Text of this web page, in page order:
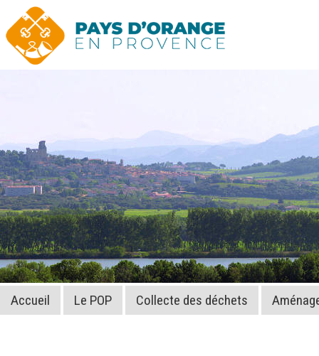
Accueil Le POP Collecte des déchets